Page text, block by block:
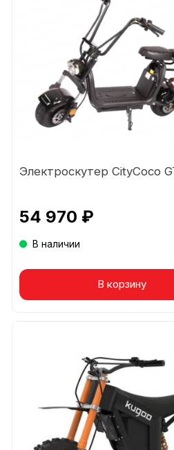
Электроскутер CityCoco
54 970 ₽
В наличии
В корзину